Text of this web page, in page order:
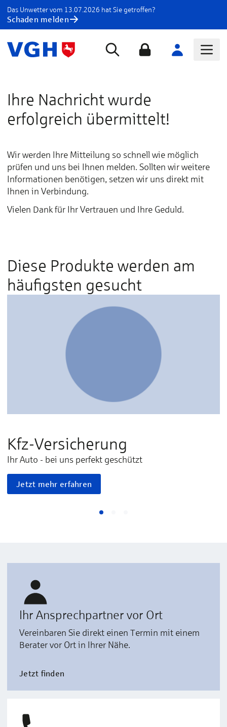
Das Unwetter vom 13.07.2026 hat Sie getroffen?
Schaden melden
Ihre Nachricht wurde
erfolgreich übermittelt!
Wir werden Ihre Mitteilung so schnell wie möglich
prüfen und uns bei Ihnen melden. Sollten wir weitere
Informationen benötigen, setzen wir uns direkt mit
Ihnen in Verbindung.
Vielen Dank für Ihr Vertrauen und Ihre Geduld.
Diese Produkte werden am
häufigsten gesucht
Kfz-Versicherung
Ihr Auto - bei uns perfekt geschützt
Jetzt mehr erfahren
Ihr Ansprechpartner vor Ort
Vereinbaren Sie direkt einen Termin mit einem
Berater vor Ort in Ihrer Nähe.
Jetzt finden